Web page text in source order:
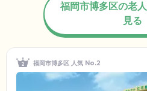
福岡市博多区の老
見る
福岡市博多区 人気 No.2